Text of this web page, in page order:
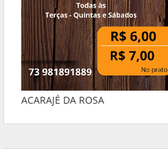
ACARAJÉ DA ROSA